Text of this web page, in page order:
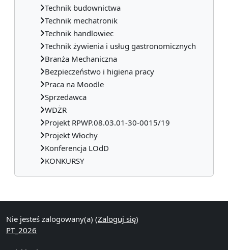
Technik budownictwa
Technik mechatronik
Technik handlowiec
Technik żywienia i usług gastronomicznych
Branża Mechaniczna
Bezpieczeństwo i higiena pracy
Praca na Moodle
Sprzedawca
WDŻR
Projekt RPWP.08.03.01-30-0015/19
Projekt Włochy
Konferencja LOdD
KONKURSY
Bloki uzupełniające
Nie jesteś zalogowany(a) (Zaloguj się)
PT_2026